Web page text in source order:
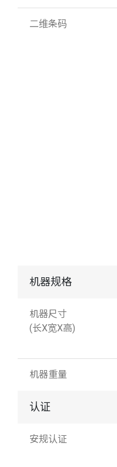
二维条码
机器规格
机器尺寸
(长X宽X高)
机器重量
认证
安规认证